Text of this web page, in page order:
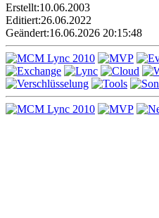
Erstellt:10.06.2003
Editiert:26.06.2022
Geändert:16.06.2026 20:15:48